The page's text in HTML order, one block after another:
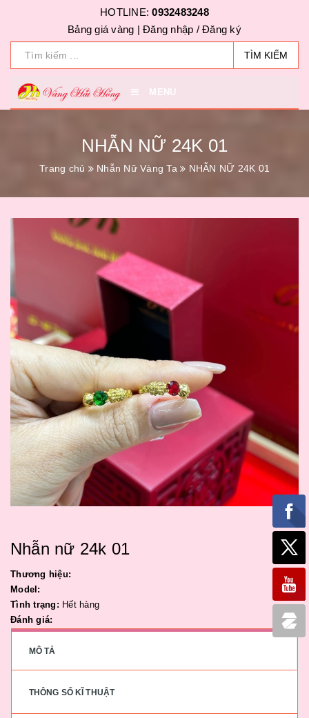
HOTLINE:0932483248
Bảng giá vàng | Đăng nhập / Đăng ký
TÌM KIẾM
MENU
NHẪN NỮ 24K 01
Trang chủ Nhẫn Nữ Vàng Ta NHẪN NỮ 24K 01
Nhẫn nữ 24k 01
Thương hiệu:
Model:
Tình trạng: Hết hàng
Đánh giá:
MÔ TẢ
THÔNG SỐ KĨ THUẬT